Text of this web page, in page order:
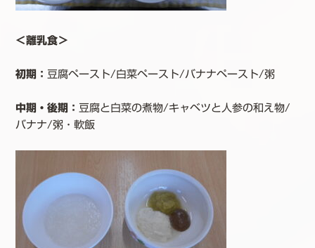
＜離乳食＞
初期： 豆腐ペースト/白菜ペースト/バナナペースト/粥
中期・後期： 豆腐と白菜の煮物/キャベツと人参の和え物/
バナナ/粥・軟飯